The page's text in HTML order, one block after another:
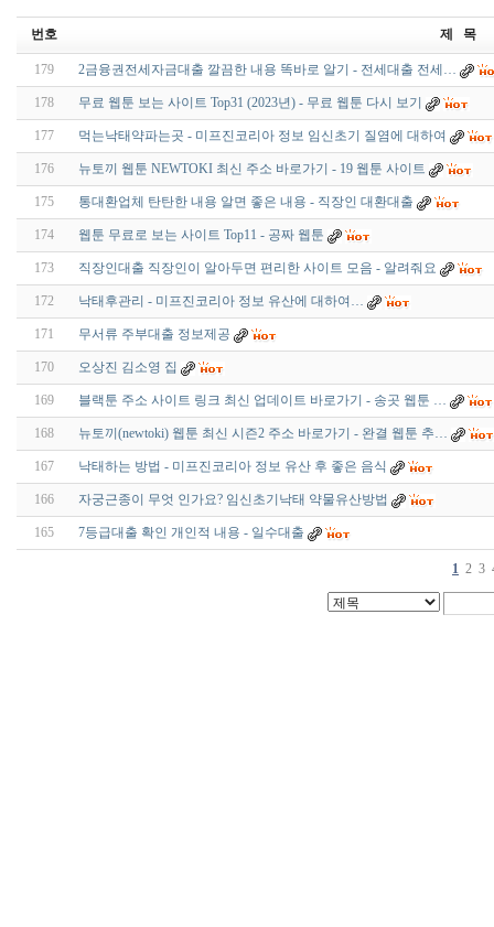
번호 제 목
179 2금융권전세자금대출 깔끔한 내용 똑바로 알기 - 전세대출 전세…
178 무료 웹툰 보는 사이트 Top31 (2023년) - 무료 웹툰 다시 보기
177 먹는낙태약파는곳 - 미프진코리아 정보 임신초기 질염에 대하여
176 뉴토끼 웹툰 NEWTOKI 최신 주소 바로가기 - 19 웹툰 사이트
175 통대환업체 탄탄한 내용 알면 좋은 내용 - 직장인 대환대출
174 웹툰 무료로 보는 사이트 Top11 - 공짜 웹툰
173 직장인대출 직장인이 알아두면 편리한 사이트 모음 - 알려줘요
172 낙태후관리 - 미프진코리아 정보 유산에 대하여…
171 무서류 주부대출 정보제공
170 오상진 김소영 집
169 블랙툰 주소 사이트 링크 최신 업데이트 바로가기 - 송곳 웹툰 …
168 뉴토끼(newtoki) 웹툰 최신 시즌2 주소 바로가기 - 완결 웹툰 추…
167 낙태하는 방법 - 미프진코리아 정보 유산 후 좋은 음식
166 자궁근종이 무엇 인가요? 임신초기낙태 약물유산방법
165 7등급대출 확인 개인적 내용 - 일수대출
1 2 3